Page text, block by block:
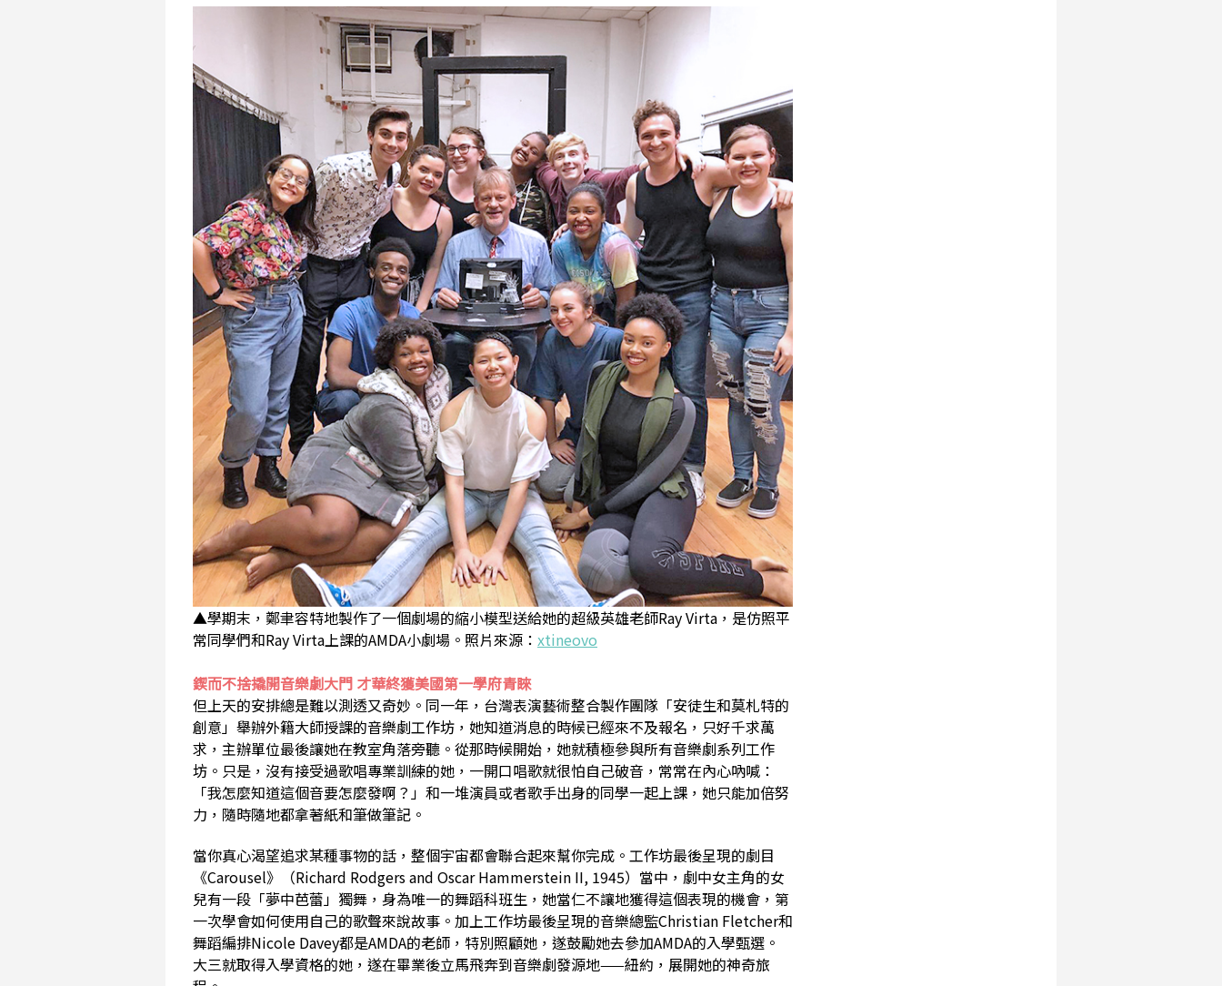
▲學期末，鄭聿容特地製作了一個劇場的縮小模型送給她的超級英雄老師Ray Virta，是仿照平
常同學們和Ray Virta上課的AMDA小劇場。照片來源： xtineovo
鍥而不捨撬開音樂劇大門 才華終獲美國第一學府青睞
但上天的安排總是難以測透又奇妙。同一年，台灣表演藝術整合製作團隊「安徒生和莫札特的
創意」舉辦外籍大師授課的音樂劇工作坊，她知道消息的時候已經來不及報名，只好千求萬
求，主辦單位最後讓她在教室角落旁聽。從那時候開始，她就積極參與所有音樂劇系列工作
坊。只是，沒有接受過歌唱專業訓練的她，一開口唱歌就很怕自己破音，常常在內心吶喊：
「我怎麼知道這個音要怎麼發啊？」和一堆演員或者歌手出身的同學一起上課，她只能加倍努
力，隨時隨地都拿著紙和筆做筆記。
當你真心渴望追求某種事物的話，整個宇宙都會聯合起來幫你完成。工作坊最後呈現的劇目
《Carousel》（Richard Rodgers and Oscar Hammerstein II, 1945）當中，劇中女主角的女
兒有一段「夢中芭蕾」獨舞，身為唯一的舞蹈科班生，她當仁不讓地獲得這個表現的機會，第
一次學會如何使用自己的歌聲來說故事。加上工作坊最後呈現的音樂總監Christian Fletcher和
舞蹈編排Nicole Davey都是AMDA的老師，特別照顧她，遂鼓勵她去參加AMDA的入學甄選。
大三就取得入學資格的她，遂在畢業後立馬飛奔到音樂劇發源地——紐約，展開她的神奇旅